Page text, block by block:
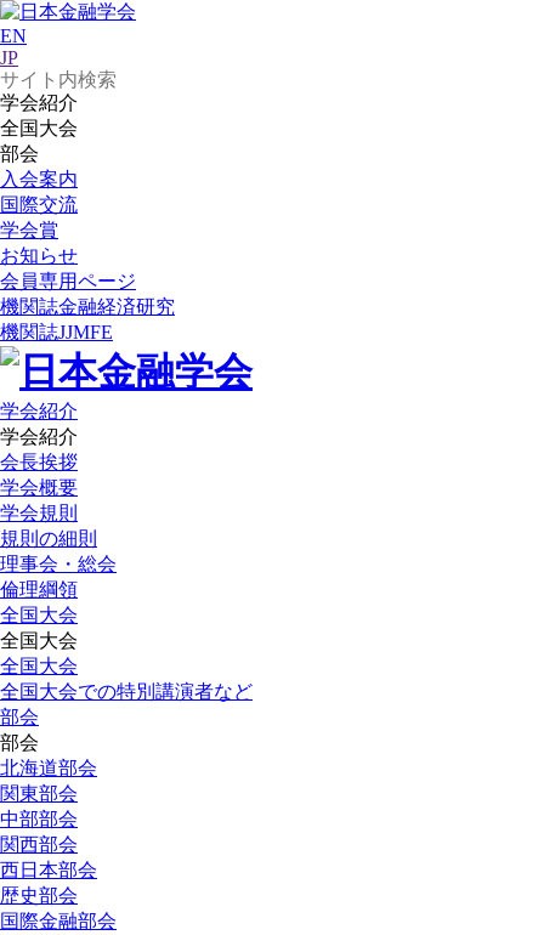
EN
JP
学会紹介
全国大会
部会
入会案内
国際交流
学会賞
お知らせ
会員専用ページ
機関誌金融経済研究
機関誌JJMFE
学会紹介
学会紹介
会長挨拶
学会概要
学会規則
規則の細則
理事会・総会
倫理綱領
全国大会
全国大会
全国大会
全国大会での特別講演者など
部会
部会
北海道部会
関東部会
中部部会
関西部会
西日本部会
歴史部会
国際金融部会